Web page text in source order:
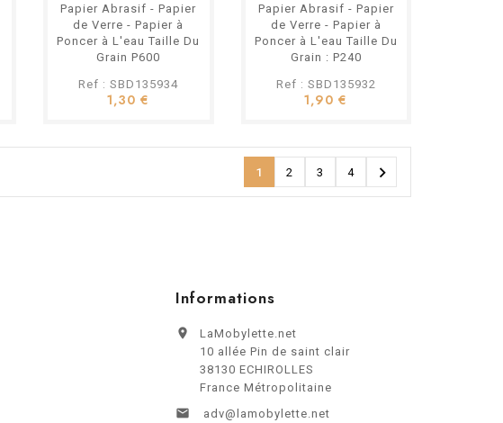
Papier Abrasif - Papier
de Verre - Papier à
Poncer à L'eau Taille Du
Grain P600
Ref : SBD135934
1,30 €
Papier Abrasif - Papier
de Verre - Papier à
Poncer à L'eau Taille Du
Grain : P240
Ref : SBD135932
1,90 €
1 2 3 4 
Informations

LaMobylette.net
10 allée Pin de saint clair
38130 ECHIROLLES
France Métropolitaine
 adv@lamobylette.net